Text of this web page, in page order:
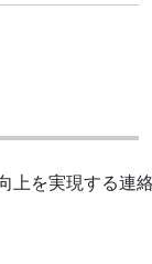
上を実現する連